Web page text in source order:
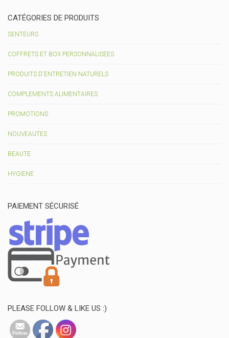
CATÉGORIES DE PRODUITS
SENTEURS
COFFRETS ET BOX PERSONNALISEES
PRODUITS D'ENTRETIEN NATURELS
COMPLEMENTS ALIMENTAIRES
PROMOTIONS
NOUVEAUTES
BEAUTE
HYGIENE
PAIEMENT SÉCURISÉ
PLEASE FOLLOW & LIKE US :)